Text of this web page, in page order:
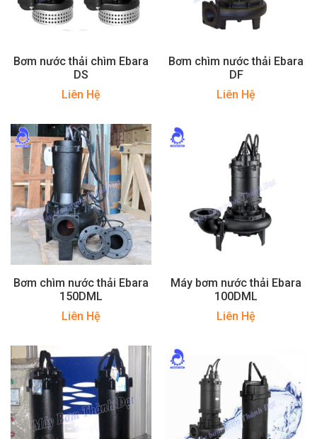
Bơm nước thải chìm Ebara
DS
Liên Hệ
Bơm chìm nước thải Ebara
DF
Liên Hệ
Bơm chìm nước thải Ebara
150DML
Liên Hệ
Máy bơm nước thải Ebara
100DML
Liên Hệ